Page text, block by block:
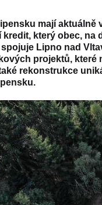
mají
který obec,
Lipno nad
projektů,
rekonstrukce